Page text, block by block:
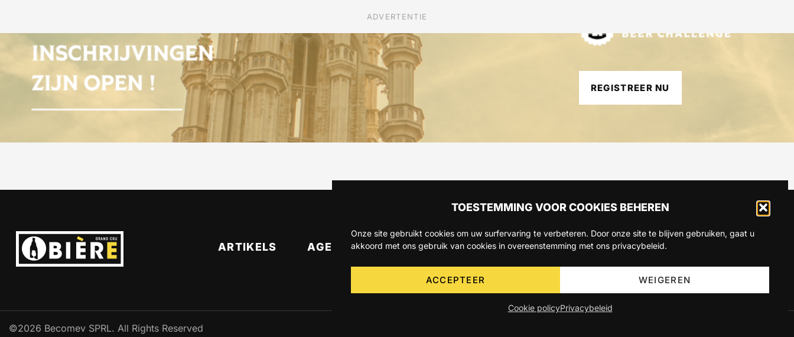
TOESTEMMING VOOR COOKIES BEHEREN
Onze site gebruikt cookies om uw surfervaring te verbeteren. Door onze site te blijven gebruiken, gaat u
akkoord met ons gebruik van cookies in overeenstemming met ons privacybeleid.
ACCEPTEER WEIGEREN
Cookie policyPrivacybeleid
ADVERTENTIE
REGISTREER NU
ARTIKELS AGENDA OVER ONS CONTACT
©2026 Becomev SPRL. All Rights Reserved